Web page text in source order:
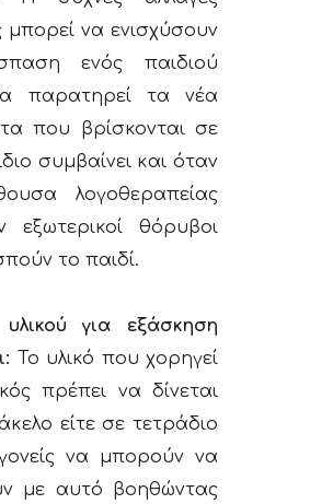
μπορεί να ενισχύσουν
ενός παιδιού
παρατηρεί τα νέα
που βρίσκονται σε
συμβαίνει και όταν
λογοθεραπείας
εξωτερικοί θόρυβοι
το παιδί.
για εξάσκηση
Το υλικό που χορηγεί
πρέπει να δίνεται
είτε σε τετράδιο
να μπορούν να
με αυτό βοηθώντας